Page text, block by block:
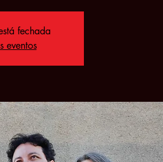
fechada
eventos